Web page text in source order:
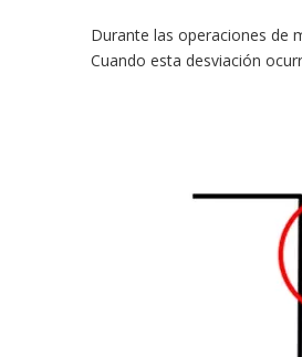
Durante las operaciones de
Cuando esta desviación